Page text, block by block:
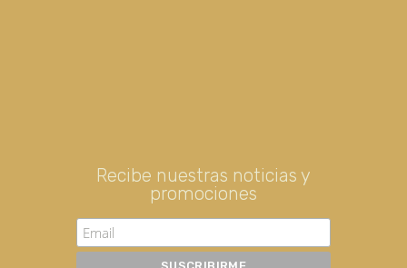
Recibe nuestras noticias y
promociones